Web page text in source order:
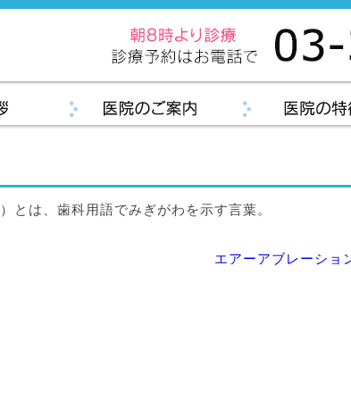
とは、歯科用語でみぎがわを示す言葉。
エアーアブレーショ